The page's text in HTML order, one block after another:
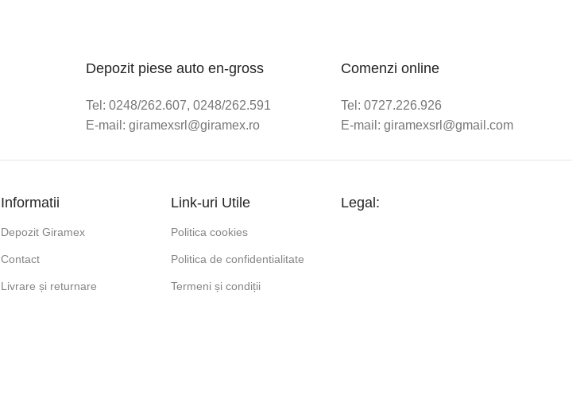
Depozit piese auto en-gross
Tel: 0248/262.607, 0248/262.591
E-mail: giramexsrl@giramex.ro
Comenzi online
Tel: 0727.226.926
E-mail: giramexsrl@gmail.com
Informatii
Depozit Giramex
Contact
Livrare și returnare
Link-uri Utile
Politica cookies
Politica de confidentialitate
Termeni și condiții
Legal: